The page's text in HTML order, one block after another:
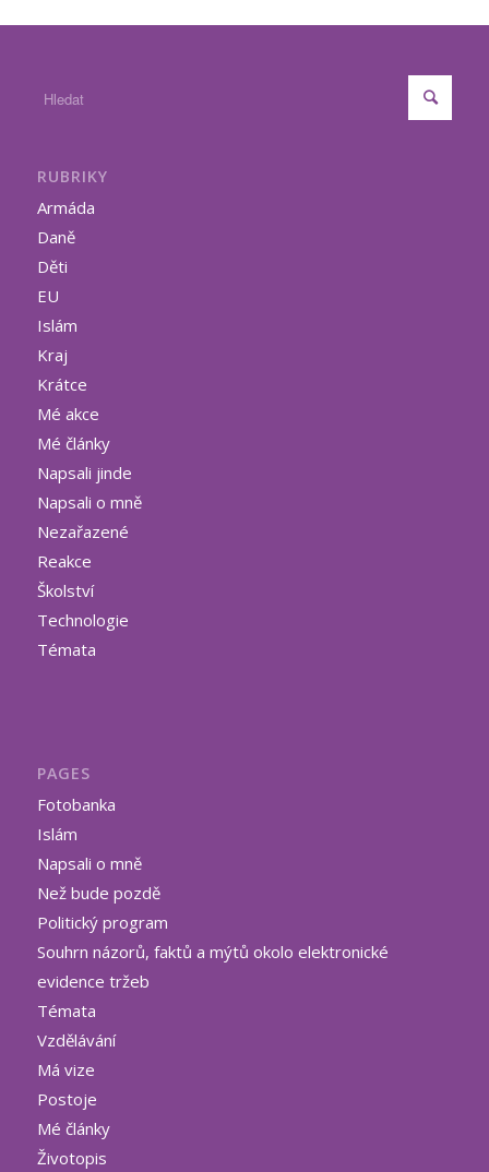
RUBRIKY
Armáda
Daně
Děti
EU
Islám
Kraj
Krátce
Mé akce
Mé články
Napsali jinde
Napsali o mně
Nezařazené
Reakce
Školství
Technologie
Témata
PAGES
Fotobanka
Islám
Napsali o mně
Než bude pozdě
Politický program
Souhrn názorů, faktů a mýtů okolo elektronické
evidence tržeb
Témata
Vzdělávání
Má vize
Postoje
Mé články
Životopis